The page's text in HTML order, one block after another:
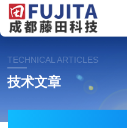
TECHNICAL ARTICLES
技术文章